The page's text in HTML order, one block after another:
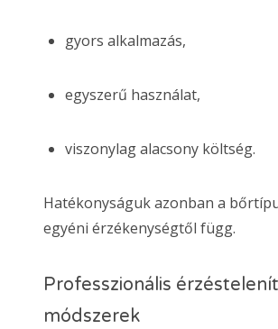
gyors alkalmazás,
egyszerű használat,
viszonylag alacsony költség.
Hatékonyságuk azonban a
egyéni érzékenységtől függ.
Professzionális
módszerek